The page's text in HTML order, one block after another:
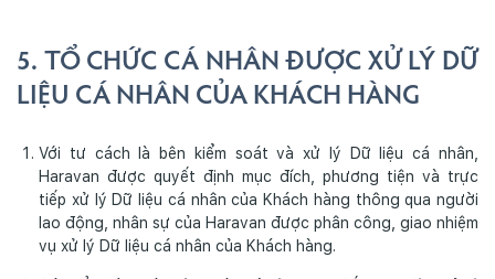
5. TỔ CHỨC CÁ NHÂN ĐƯỢC XỬ LÝ DỮ
LIỆU CÁ NHÂN CỦA KHÁCH HÀNG
Với tư cách là bên kiểm soát và xử lý Dữ liệu cá nhân,
Haravan được quyết định mục đích, phương tiện và trực
tiếp xử lý Dữ liệu cá nhân của Khách hàng thông qua người
lao động, nhân sự của Haravan được phân công, giao nhiệm
vụ xử lý Dữ liệu cá nhân của Khách hàng.